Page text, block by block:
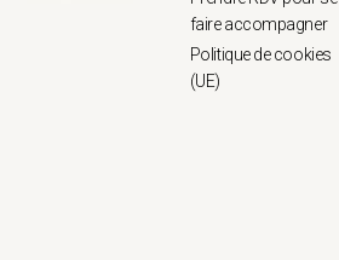
faire accompagner
Politique de cookies
(UE)